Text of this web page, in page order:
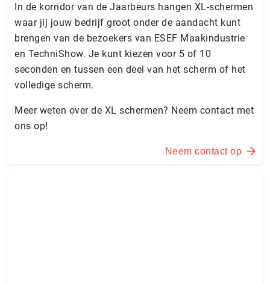
In de korridor van de Jaarbeurs hangen XL-schermen
waar jij jouw bedrijf groot onder de aandacht kunt
brengen van de bezoekers van ESEF Maakindustrie
en TechniShow. Je kunt kiezen voor 5 of 10
seconden en tussen een deel van het scherm of het
volledige scherm.
Meer weten over de XL schermen? Neem contact met
ons op!
Neem contact op